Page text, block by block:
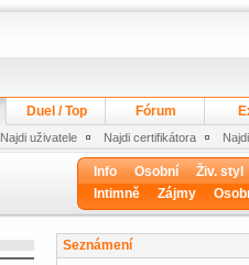
Duel / Top Fórum
Najdi uživatele Najdi certifikátora
Info Osobní Živ. styl
Intimně
Zájmy
Seznámení